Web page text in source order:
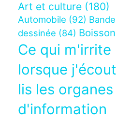
Art et culture (180)
Automobile (92) Bande
dessinée (84) Boisson
Ce qui m'irrite
lorsque
lis les organes
d'information